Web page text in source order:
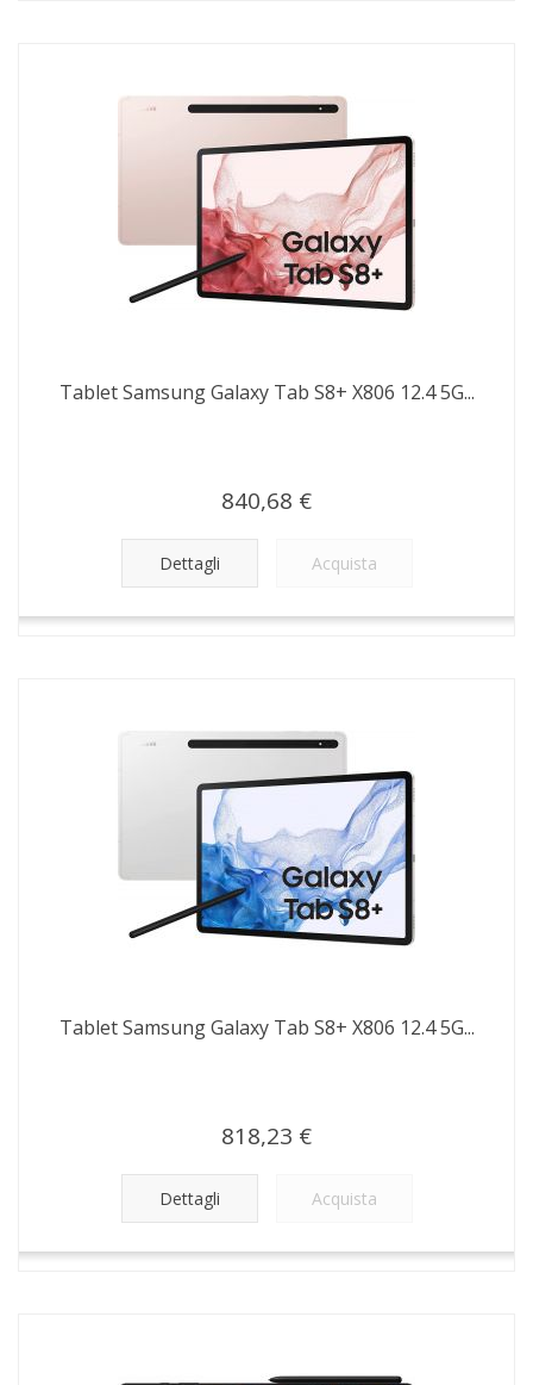
Tablet Samsung Galaxy Tab S8+ X806 12.4 5G...
840,68 €
Dettagli Acquista
Tablet Samsung Galaxy Tab S8+ X806 12.4 5G...
818,23 €
Dettagli Acquista